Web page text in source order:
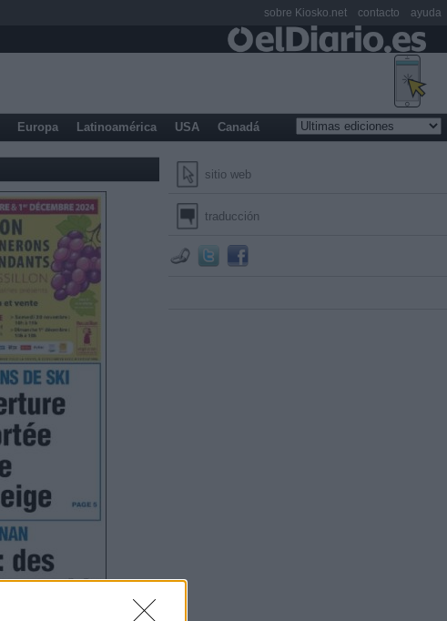
Europa Latinoamérica USA Canadá
sitio web
traducción
sobre Kiosko.net contacto ayuda